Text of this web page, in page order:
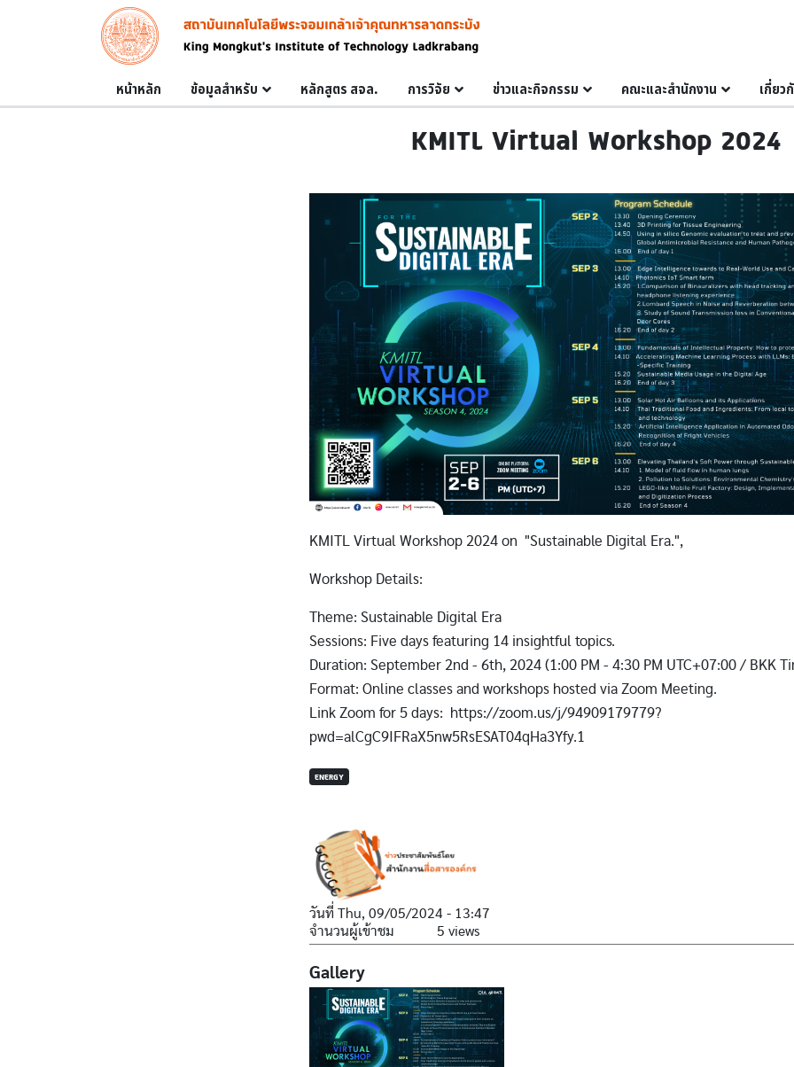
Skip to main content
Image
Main navigation
หน้าหลัก ข้อมูลสำหรับ หลักสูตร สจล. การวิจัย ข่าวและกิจกรรม คณะและสำนักงาน เกี่ยว
KMITL Virtual Workshop 2024
KMITL Virtual Workshop 2024 on "Sustainable Digital Era.",
Workshop Details:
Theme: Sustainable Digital Era
Sessions: Five days featuring 14 insightful topics.
Duration: September 2nd - 6th, 2024 (1:00 PM - 4:30 PM UTC+07:00 / BKK
Format: Online classes and workshops hosted via Zoom Meeting.
Link Zoom for 5 days: https://zoom.us/j/94909179779?
pwd=alCgC9IFRaX5nw5RsESAT04qHa3Yfy.1
ENERGY
วันที่Thu, 09/05/2024 - 13:47
จำนวนผู้เข้าชม
5 views
Gallery